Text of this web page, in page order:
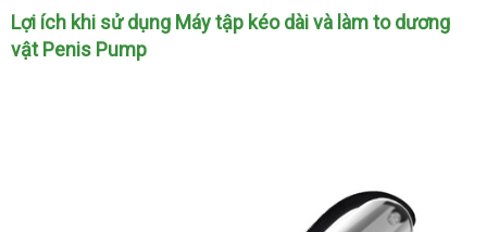
Lợi ích khi sử dụng Máy tập kéo dàito
và làm to dương
vật Penis Pump